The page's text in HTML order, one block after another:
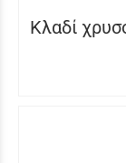
Κλαδί